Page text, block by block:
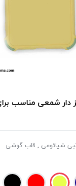
شیائومی , قاب گوشی